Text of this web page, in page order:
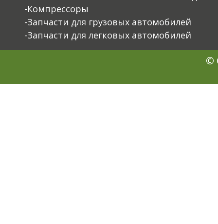
-Компрессоры
-Запчасти для грузовых автомобилей
-Запчасти для легковых автомобилей
©